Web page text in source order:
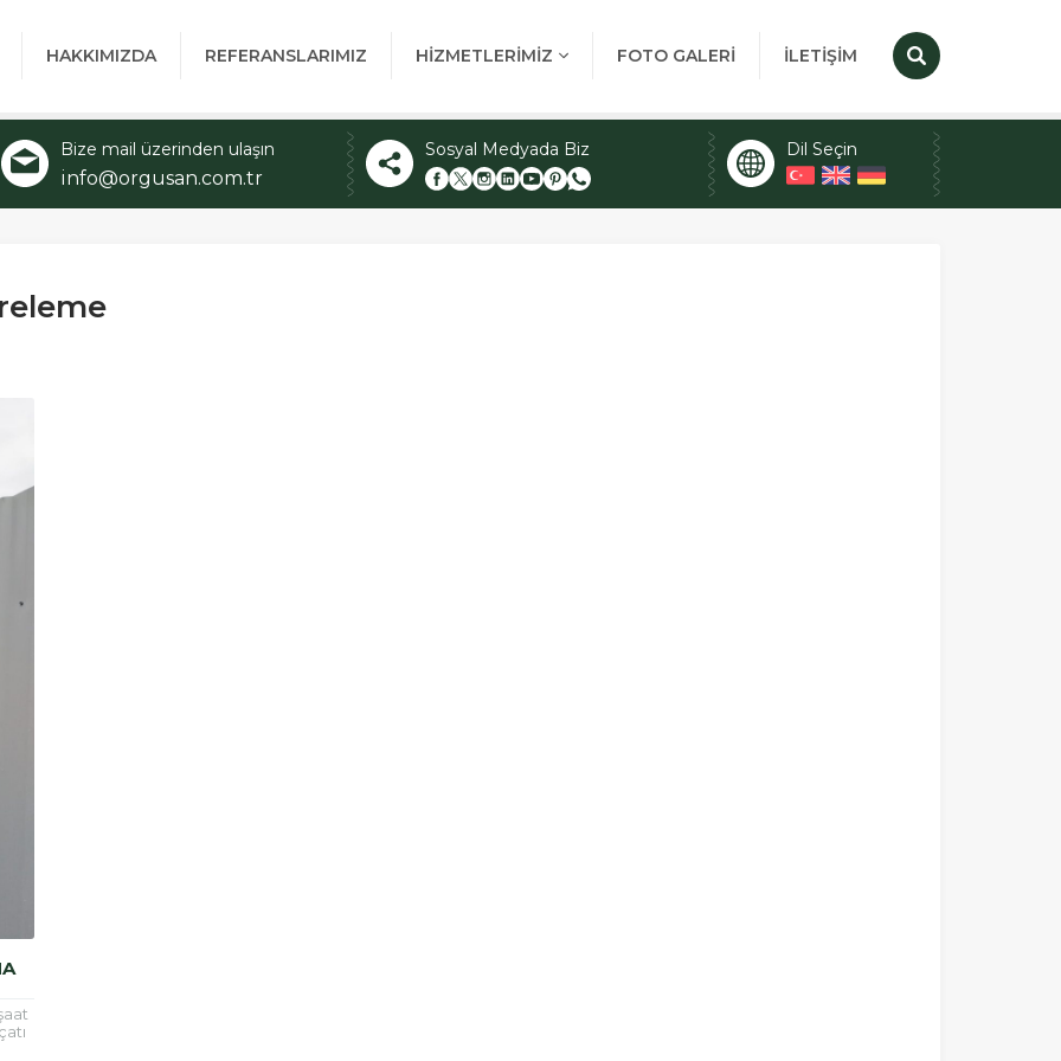
HAKKIMIZDA REFERANSLARIMIZ HİZMETLERİMİZ FOTO GALERİ İLETİŞİM
Bize mail üzerinden ulaşın
info@orgusan.com.tr
Sosyal Medyada Biz Dil Seçin